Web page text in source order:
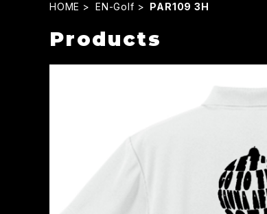
HOME EN-Golf PAR109 3H
Products